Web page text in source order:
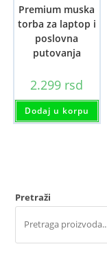
Premium muska
torba za laptop i
poslovna
putovanja
2.299 rsd
Dodaj u korpu
Pretraži